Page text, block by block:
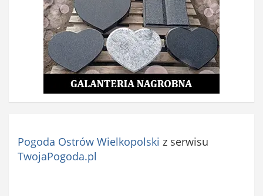
Pogoda Ostrów Wielkopolski z serwisu
TwojaPogoda.pl